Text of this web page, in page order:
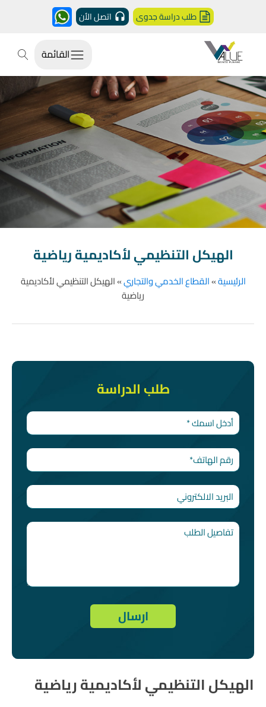
طلب دراسة جدوى اتصل الأن
القائمة
الهيكل التنظيمي لأكاديمية رياضية
الرئيسية»القطاع الخدمي والتجاري»الهيكل التنظيمي لأكاديمية
رياضية
طلب الدراسة
الهيكل التنظيمي لأكاديمية رياضية